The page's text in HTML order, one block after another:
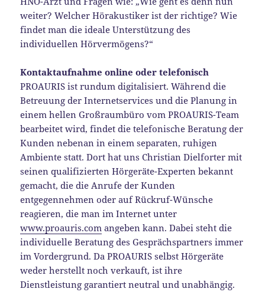
weiter? Welcher Hörakustiker ist der richtige? Wie
findet man die ideale Unterstützung des
individuellen Hörvermögens?“
Kontaktaufnahme online oder telefonisch
PROAURIS ist rundum digitalisiert. Während die
Betreuung der Internetservices und die Planung in
einem hellen Großraumbüro vom PROAURIS-Team
bearbeitet wird, findet die telefonische Beratung der
Kunden nebenan in einem separaten, ruhigen
Ambiente statt. Dort hat uns Christian Dielforter mit
seinen qualifizierten Hörgeräte-Experten bekannt
gemacht, die die Anrufe der Kunden
entgegennehmen oder auf Rückruf-Wünsche
reagieren, die man im Internet unter
www.proauris.com angeben kann. Dabei steht die
individuelle Beratung des Gesprächspartners immer
im Vordergrund. Da PROAURIS selbst Hörgeräte
weder herstellt noch verkauft, ist ihre
Dienstleistung garantiert neutral und unabhängig.